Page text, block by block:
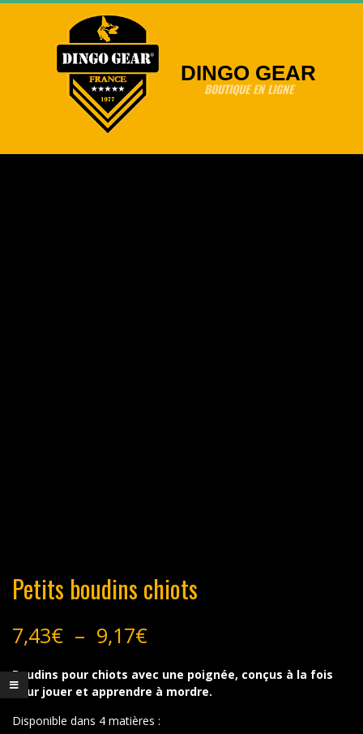
Skip
DINGO GEAR
BOUTIQUE EN LIGNE
Petits boudins chiots
7,43€ – 9,17€Plage
prix :
7,43€
à
9,17€
Boudins pour chiots avec une poignée, conçus à la fois
pour jouer et apprendre à mordre.
Disponible dans 4 matières :